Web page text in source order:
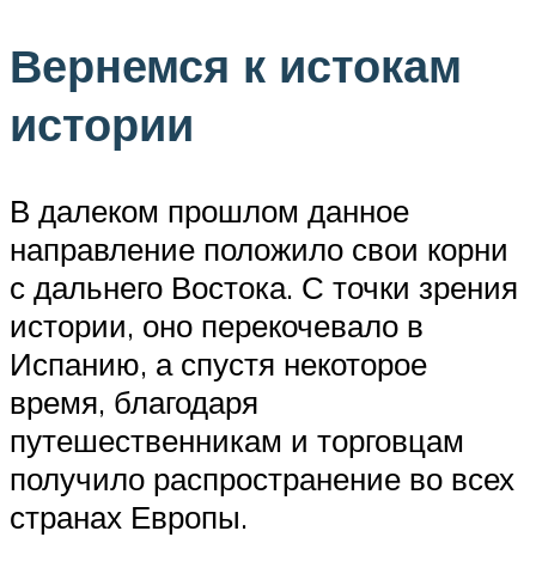
Вернемся к истокам
истории
В далеком прошлом данное
направление положило свои корни
с дальнего Востока. С точки зрения
истории, оно перекочевало в
Испанию, а спустя некоторое
время, благодаря
путешественникам и торговцам
получило распространение во всех
странах Европы.